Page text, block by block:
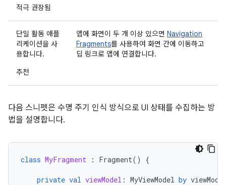
적극 권장됨
단일 활동 애플
리케이션을 사
용합니다.
추천
앱에 화면이 두 개 이상 있으면 Navigation
Fragments를 사용하여 화면 간에 이동하고
딥 링크로 앱에 연결합니다.
다음 스니펫은 수명 주기 인식 방식으로 UI 상태를 수집하는 방
법을 설명합니다.
class MyFragment : Fragment() {
private val viewModel : MyViewModel by